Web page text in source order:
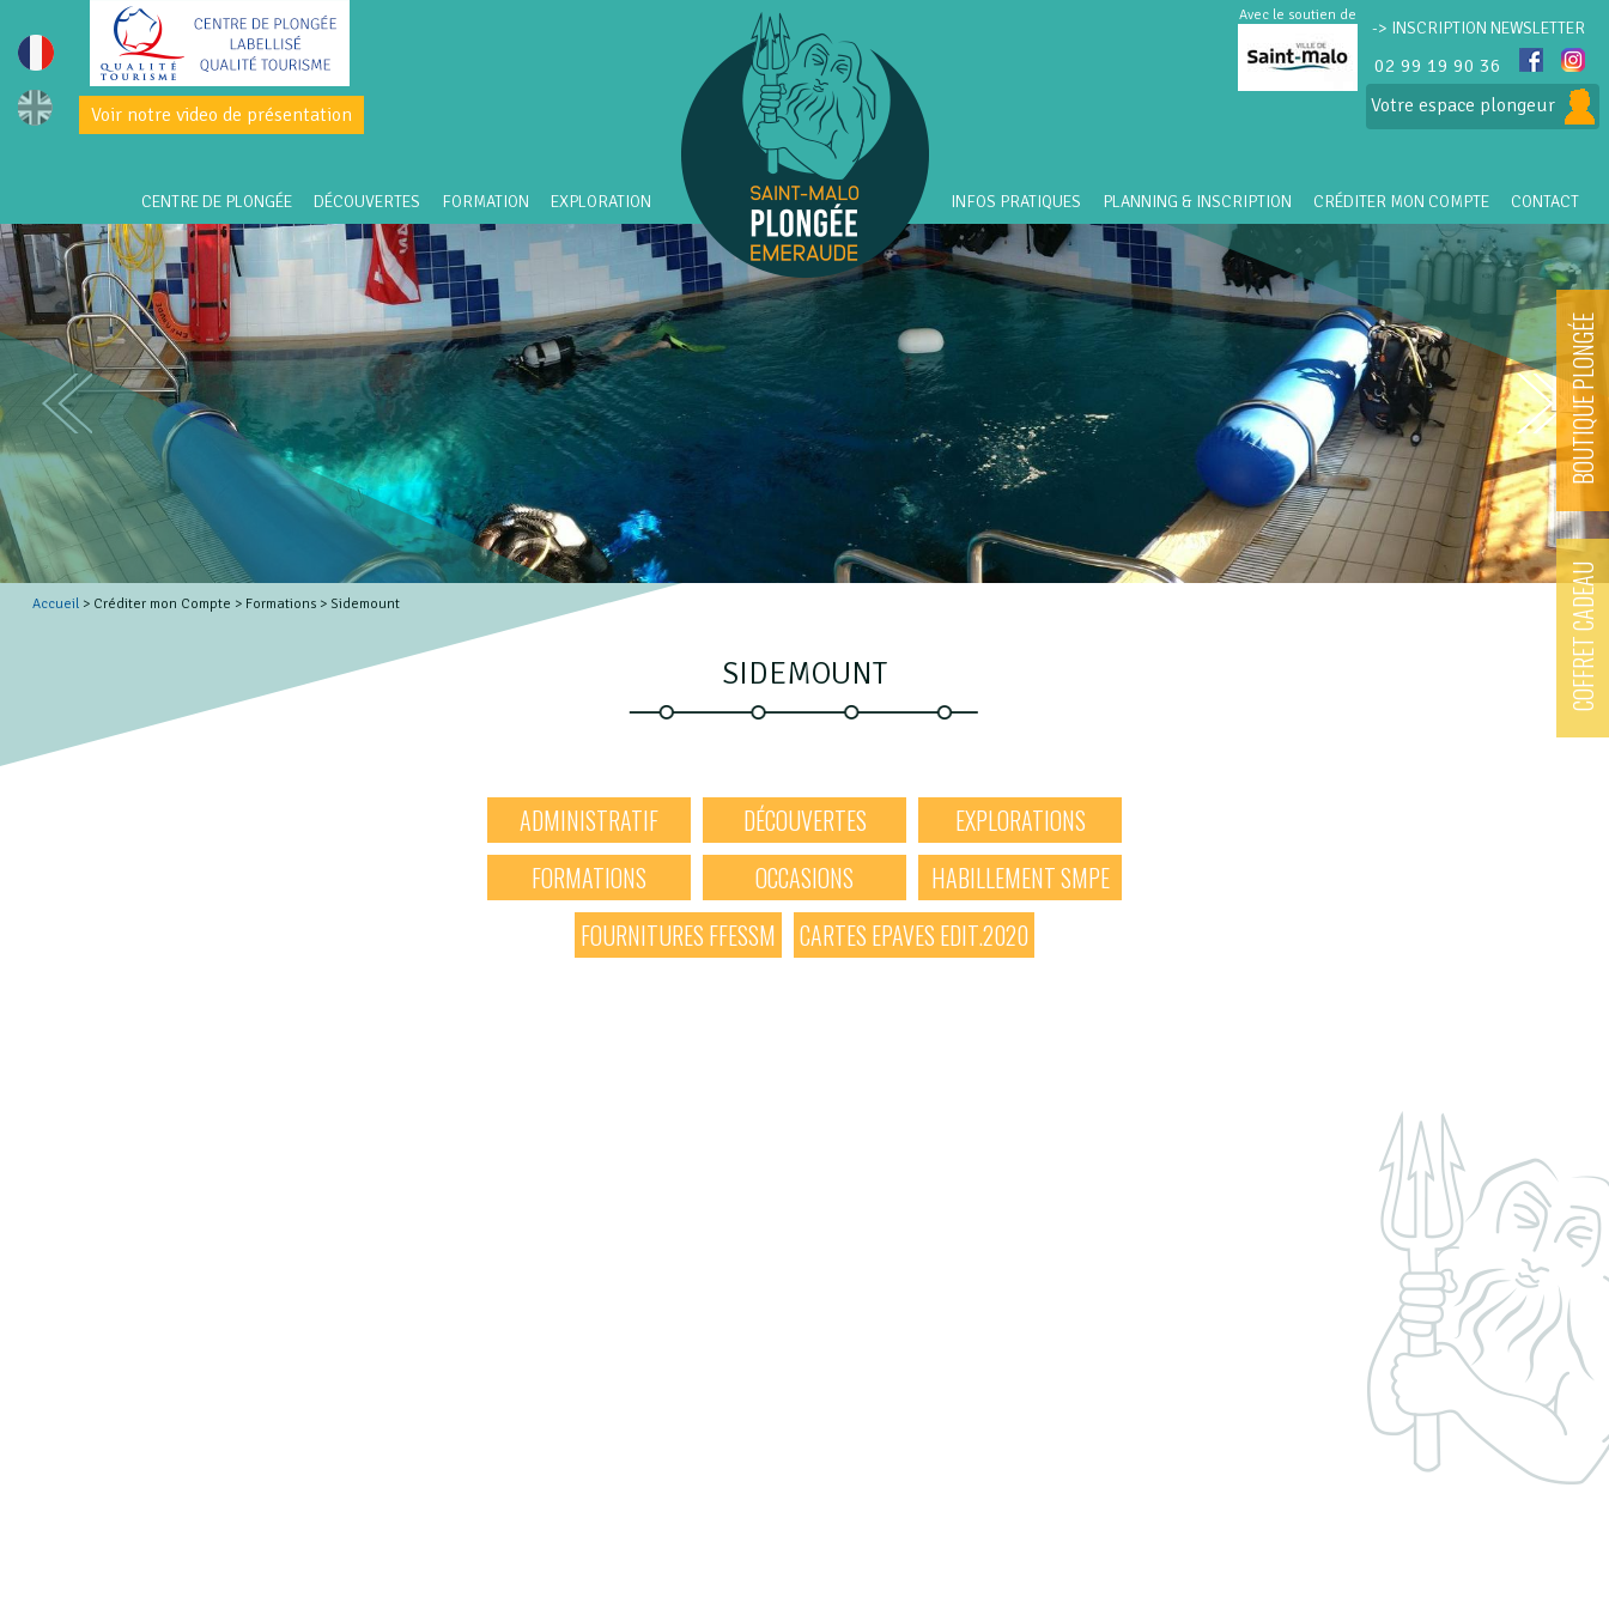
-> INSCRIPTION NEWSLETTER
02 99 19 90 36
Avec le soutien de
Voir notre video de présentation Votre espace plongeur
COFFRET CADEAU
BOUTIQUE PLONGÉE
CENTRE DE PLONGÉE DÉCOUVERTES FORMATION EXPLORATION INFOS PRATIQUES PLANNING & INSCRIPTION CRÉDITER MON COMPTE CONTACT
Accueil> Créditer mon Compte > Formations > Sidemount
SIDEMOUNT
ADMINISTRATIF DÉCOUVERTES
EXPLORATIONS
FORMATIONS
OCCASIONS
HABILLEMENT SMPE
FOURNITURES FFESSM
CARTES EPAVES EDIT.2020